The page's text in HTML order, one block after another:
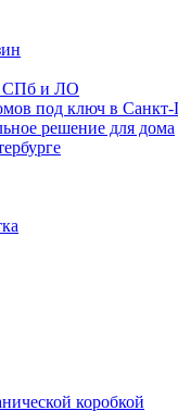
СПб и ЛО
под ключ в Санкт-
решение для дома
коробкой